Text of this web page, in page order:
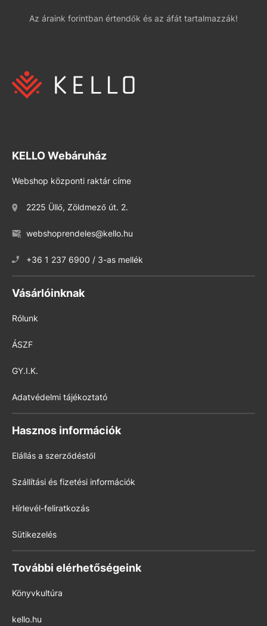
Az áraink forintban értendők és az áfát tartalmazzák!
KELLO Webáruház
Webshop központi raktár címe
2225 Üllő, Zöldmező út. 2.
webshoprendeles@kello.hu
+36 1 237 6900 / 3-as mellék
Vásárlóinknak
Rólunk
ÁSZF
GY.I.K.
Adatvédelmi tájékoztató
Hasznos információk
Elállás a szerződéstől
Szállítási és fizetési információk
Hírlevél-feliratkozás
Sütikezelés
További elérhetőségeink
Könyvkultúra
kello.hu